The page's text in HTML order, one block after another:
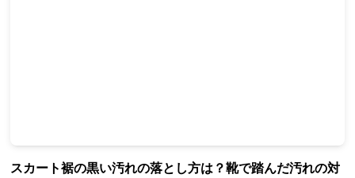
スカート裾の黒い汚れの落とし方は？靴で踏んだ汚れの対